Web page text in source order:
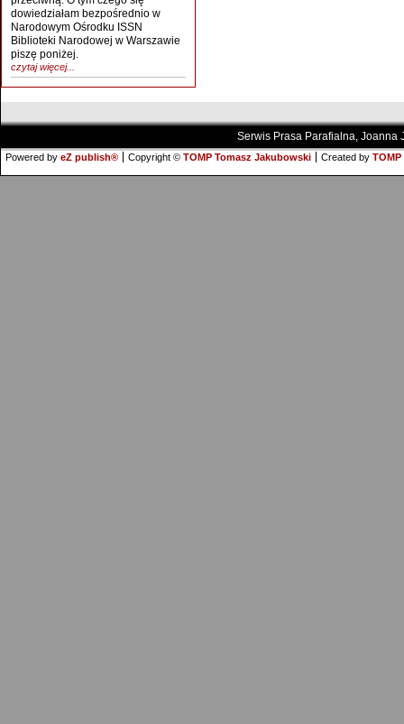
dowiedziałam bezpośrednio w
Narodowym Ośrodku ISSN
Biblioteki Narodowej w Warszawie
piszę poniżej.
czytaj więcej...
Serwis Prasa Parafialna, Joanna
Powered by eZ publish® Copyright © TOMP Tomasz Jakubowski Created by TOMP